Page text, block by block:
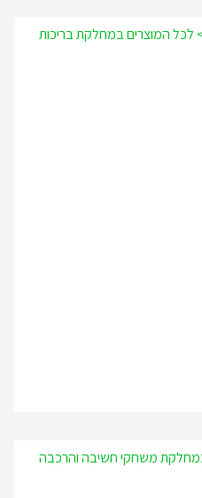
לכל המוצרים במחלקת בריכות
משחקי חשיבה והרכבה